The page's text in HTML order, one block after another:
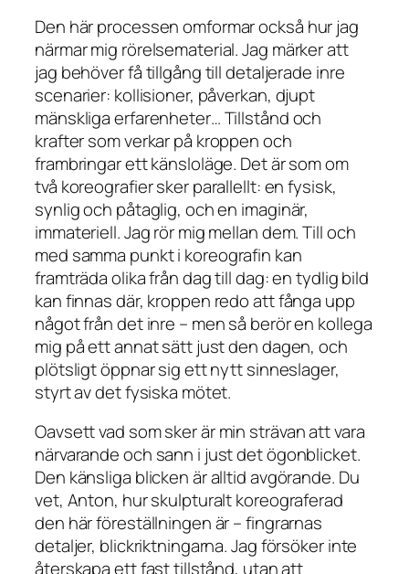
Den här processen omformar också hur jag
närmar mig rörelsematerial. Jag märker att
jag behöver få tillgång till detaljerade inre
scenarier: kollisioner, påverkan, djupt
mänskliga erfarenheter… Tillstånd och
krafter som verkar på kroppen och
frambringar ett känsloläge. Det är som om
två koreografier sker parallellt: en fysisk,
synlig och påtaglig, och en imaginär,
immateriell. Jag rör mig mellan dem. Till och
med samma punkt i koreografin kan
framträda olika från dag till dag: en tydlig bild
kan finnas där, kroppen redo att fånga upp
något från det inre – men så berör en kollega
mig på ett annat sätt just den dagen, och
plötsligt öppnar sig ett nytt sinneslager,
styrt av det fysiska mötet.
Oavsett vad som sker är min strävan att vara
närvarande och sann i just det ögonblicket.
Den känsliga blicken är alltid avgörande. Du
vet, Anton, hur skulpturalt koreograferad
den här föreställningen är – fingrarnas
detaljer, blickriktningarna. Jag försöker inte
återskapa ett fast tillstånd, utan att